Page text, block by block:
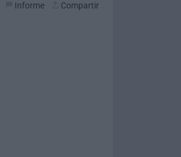
Informe Compartir